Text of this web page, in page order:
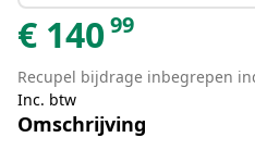
€ 14099
Recupel bijdrage inbegrepen
Inc. btw
Omschrijving